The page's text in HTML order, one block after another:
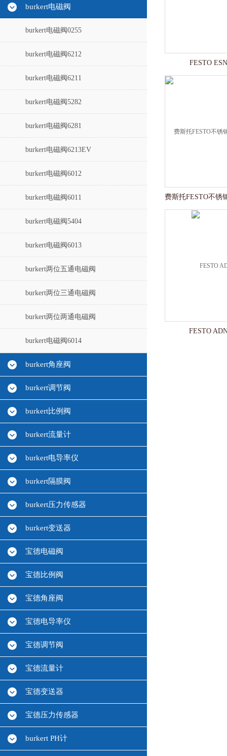
burkert电磁阀
burkert电磁阀0255
burkert电磁阀6212
burkert电磁阀6211
burkert电磁阀5282
burkert电磁阀6281
burkert电磁阀6213EV
burkert电磁阀6012
burkert电磁阀6011
burkert电磁阀5404
burkert电磁阀6013
burkert两位五通电磁阀
burkert两位三通电磁阀
burkert两位两通电磁阀
burkert电磁阀6014
burkert角座阀
burkert调节阀
burkert比例阀
burkert流量计
burkert电导率仪
burkert隔膜阀
burkert压力传感器
burkert变送器
宝德电磁阀
宝德比例阀
宝德角座阀
宝德电导率仪
宝德调节阀
宝德流量计
宝德变送器
宝德压力传感器
burkert PH计
FESTO
FESTO